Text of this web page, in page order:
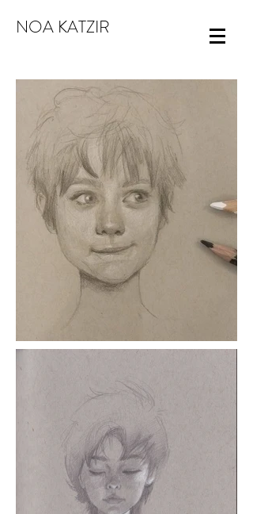
NOA KATZIR